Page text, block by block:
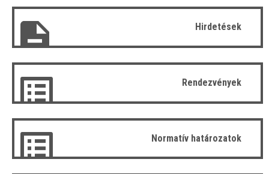
Hirdetések
Rendezvények
Normatív határozatok